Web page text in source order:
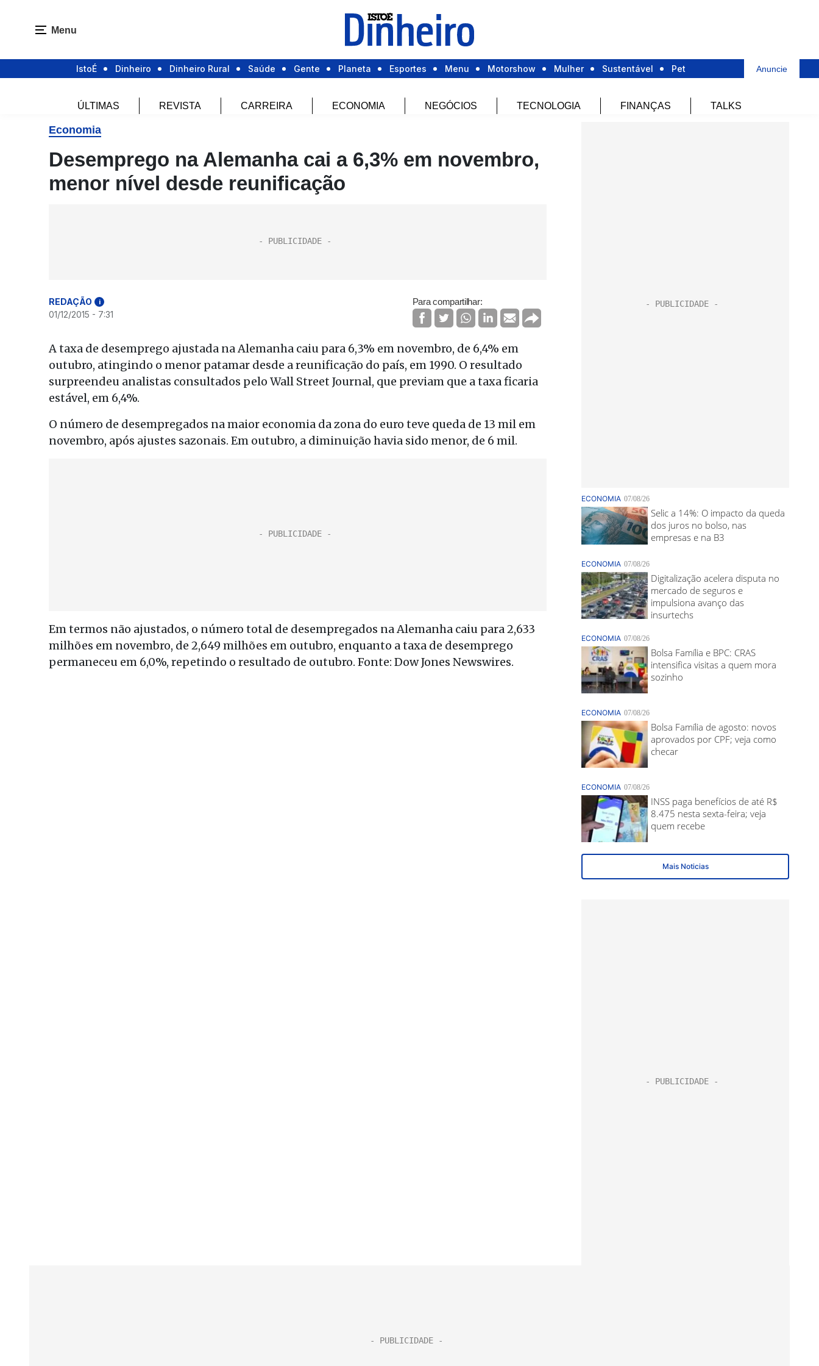
Menu
IstoÉ Dinheiro Dinheiro Rural Saúde Gente Planeta Esportes Menu Motorshow Mulher Sustentável Pet Anuncie
ÚLTIMAS REVISTA CARREIRA ECONOMIA NEGÓCIOS TECNOLOGIA FINANÇAS TALKS
Economia
Desemprego na Alemanha cai a 6,3% em novembro,
menor nível desde reunificação
REDAÇÃO i
01/12/2015 - 7:31
Para compartilhar:
A taxa de desemprego ajustada na Alemanha caiu para 6,3% em novembro, de 6,4% em
outubro, atingindo o menor patamar desde a reunificação do país, em 1990. O resultado
surpreendeu analistas consultados pelo Wall Street Journal, que previam que a taxa ficaria
estável, em 6,4%.
O número de desempregados na maior economia da zona do euro teve queda de 13 mil em
novembro, após ajustes sazonais. Em outubro, a diminuição havia sido menor, de 6 mil.
Em termos não ajustados, o número total de desempregados na Alemanha caiu para 2,633
milhões em novembro, de 2,649 milhões em outubro, enquanto a taxa de desemprego
permaneceu em 6,0%, repetindo o resultado de outubro. Fonte: Dow Jones Newswires.